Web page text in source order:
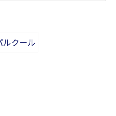
ルクール